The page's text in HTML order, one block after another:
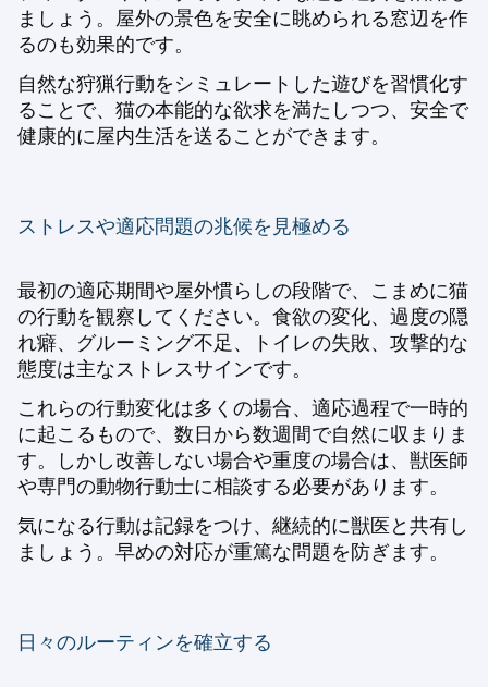
ましょう。屋外の景色を安全に眺められる窓辺を作
るのも効果的です。
自然な狩猟行動をシミュレートした遊びを習慣化す
ることで、猫の本能的な欲求を満たしつつ、安全で
健康的に屋内生活を送ることができます。
ストレスや適応問題の兆候を見極める
最初の適応期間や屋外慣らしの段階で、こまめに猫
の行動を観察してください。食欲の変化、過度の隠
れ癖、グルーミング不足、トイレの失敗、攻撃的な
態度は主なストレスサインです。
これらの行動変化は多くの場合、適応過程で一時的
に起こるもので、数日から数週間で自然に収まりま
す。しかし改善しない場合や重度の場合は、獣医師
や専門の動物行動士に相談する必要があります。
気になる行動は記録をつけ、継続的に獣医と共有し
ましょう。早めの対応が重篤な問題を防ぎます。
日々のルーティンを確立する